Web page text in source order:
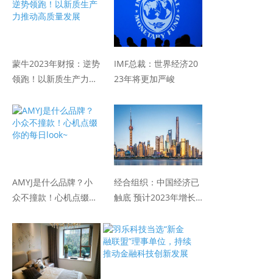
蒙牛2023年财报：逆势
领跑！以新质生产力推
IMF总裁：世界经济20
23年将更加严峻
AMYJ是什么品牌？小
众不撞款！心机点缀你
经合组织：中国经济已
触底 预计2023年增长